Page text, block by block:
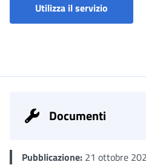
Utilizza il servizio
Pubblicazione: 21 ottobre
Documenti